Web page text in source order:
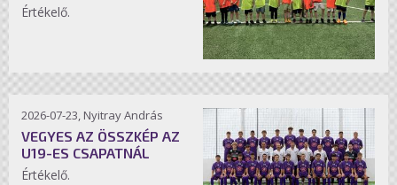
Értékelő.
2026-07-23, Nyitray András
VEGYES AZ ÖSSZKÉP AZ
U19-ES CSAPATNÁL
Értékelő.